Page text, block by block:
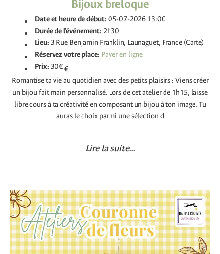
Bijoux breloque
Date et heure de début: 05-07-2026 13:00
Durée de l'événement: 2h30
Lieu: 3 Rue Benjamin Franklin, Launaguet, France (Carte)
Réservez votre place:
Prix: 30€€
Romantise ta vie au quotidien avec des petits plaisirs : Viens créer
un bijou fait main personnalisé. Lors de cet atelier de 1h15, laisse
libre cours à ta créativité en composant un bijou à ton image. Tu
auras le choix parmi une sélection d
Lire la suite...